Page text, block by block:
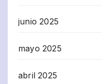
junio 2025
mayo 2025
abril 2025